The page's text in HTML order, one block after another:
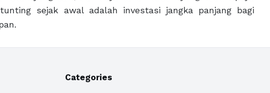
sejak awal adalah investasi jangka panjang bagi
Categories